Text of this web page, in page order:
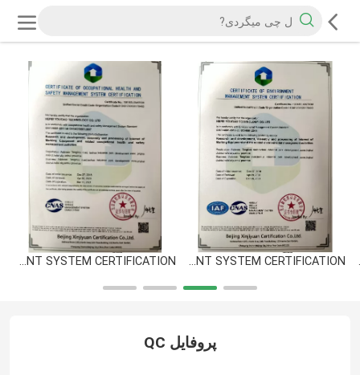
CERTIFICATE OF ENVIRONMENT MANAGEMENT SYSTEM CERTIFICATION
CERTIFICATE OF OCCUPATIONAL HEALTH AND SAFETY MANAGEMENT SYSTEM CERTIFICATION
CE certificate
پروفایل QC